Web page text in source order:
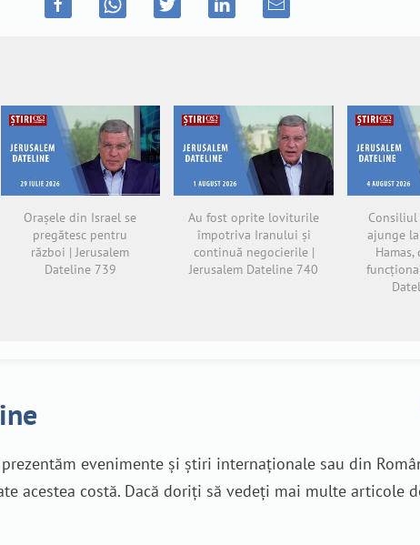
Orașele din Israel se
pregătesc pentru
război | Jerusalem
Dateline 739
Au fost oprite loviturile
împotriva Iranului și
continuă negocierile |
Jerusalem Dateline 740
Consiliul
ajunge
evenimente și știri internaționale sau din
acestea costă. Dacă doriți să vedeți mai multe articole